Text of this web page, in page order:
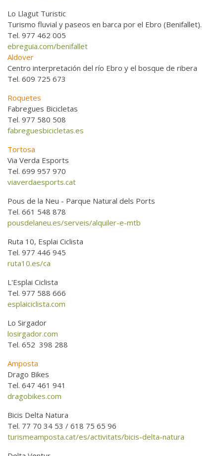
Lo Llagut Turistic
Turismo fluvial y paseos en barca por el Ebro (Benifallet).
Tel. 977 462 005
ebreguia.com/benifallet
Aldover
Centro interpretación del río Ebro y el bosque de ribera
Tel. 609 725 673
Roquetes
Fabregues Bicicletas
Tel. 977 580 508
fabreguesbicicletas.es
Tortosa
Via Verda Esports
Tel. 699 957 970
viaverdaesports.cat
Pous de la Neu - Parque Natural dels Ports
Tel. 661 548 878
pousdelaneu.es/serveis/alquiler-e-mtb
Ruta 10, Esplai Ciclista
Tel. 977 446 945
ruta10.es/ca
L'Esplai Ciclista
Tel. 977 588 666
esplaiciclista.com
Lo Sirgador
losirgador.com
Tel. 652 398 288
Amposta
Drago Bikes
Tel. 647 461 941
dragobikes.com
Bicis Delta Natura
Tel. 77 70 34 53 / 618 75 65 96
turismeamposta.cat/es/activitats/bicis-delta-natura